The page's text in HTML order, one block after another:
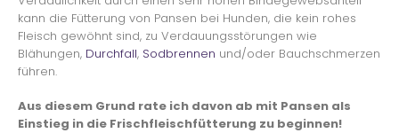
kann die Fütterung von Pansen bei Hunden, die kein rohes
Fleisch gewöhnt sind, zu Verdauungsstörungen wie
Blähungen, Durchfall, Sodbrennen und/oder Bauchschmerzen
führen.
Aus diesem Grund rate ich davon ab mit Pansen als
Einstieg in die Frischfleischfütterung zu beginnen!